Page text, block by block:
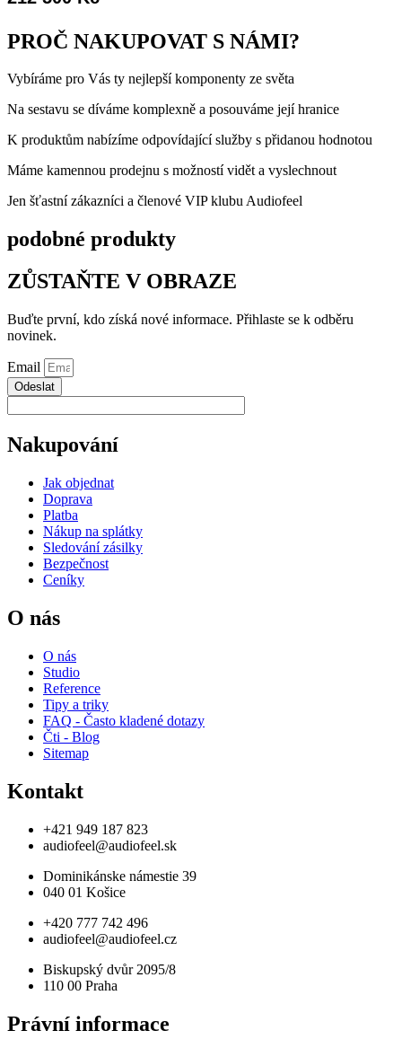
PROČ NAKUPOVAT S NÁMI?
Vybíráme pro Vás ty nejlepší komponenty ze světa
Na sestavu se díváme komplexně a posouváme její hranice
K produktům nabízíme odpovídající služby s přidanou hodnotou
Máme kamennou prodejnu s možností vidět a vyslechnout
Jen šťastní zákazníci a členové VIP klubu Audiofeel
podobné produkty
ZŮSTAŇTE V OBRAZE
Buďte první, kdo získá nové informace. Přihlaste se k odběru
novinek.
Email
Odeslat
Nakupování
Jak objednat
Doprava
Platba
Nákup na splátky
Sledování zásilky
Bezpečnost
Ceníky
O nás
O nás
Studio
Reference
Tipy a triky
FAQ - Často kladené dotazy
Čti - Blog
Sitemap
Kontakt
+421 949 187 823
audiofeel@audiofeel.sk
Dominikánske námestie 39
040 01 Košice
+420 777 742 496
audiofeel@audiofeel.cz
Biskupský dvůr 2095/8
110 00 Praha
Právní informace